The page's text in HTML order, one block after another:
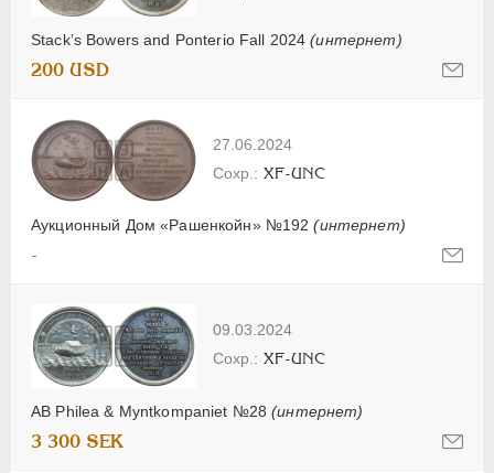
Stack’s Bowers and Ponterio Fall 2024(интернет)
200 USD
27.06.2024
Аукционный Дом «Рашенкойн» №192(интернет)
XF-UNC
-
09.03.2024
AB Philea & Myntkompaniet №28(интернет)
XF-UNC
3 300 SEK